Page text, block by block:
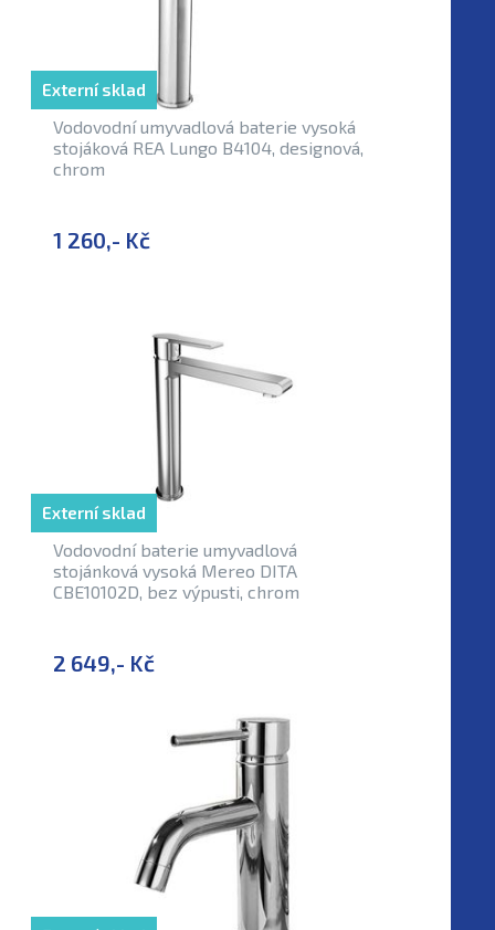
Vodovodní umyvadlová baterie vysoká
stojáková REA Lungo B4104, designová,
chrom
1 260,- Kč
Externí sklad
Vodovodní baterie umyvadlová
stojánková vysoká Mereo DITA
CBE10102D, bez výpusti, chrom
2 649,- Kč
Externí sklad